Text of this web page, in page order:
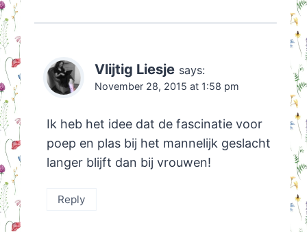
Vlijtig Liesje says:
November 28, 2015 at 1:58 pm
Ik heb het idee dat de fascinatie voor
poep en plas bij het mannelijk geslacht
langer blijft dan bij vrouwen!
Reply